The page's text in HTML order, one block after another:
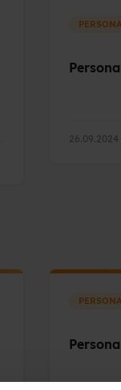
26.09.2024